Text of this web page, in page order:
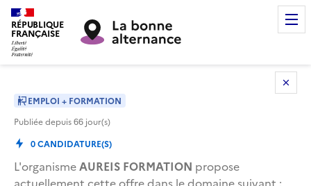
RÉPUBLIQUE
FRANÇAISE
EMPLOI + FORMATION
Publiée depuis66 jour(s)
0CANDIDATURE(S)
L'organismeAUREIS FORMATION propose
actuellement cette offre dans le domaine suivant :